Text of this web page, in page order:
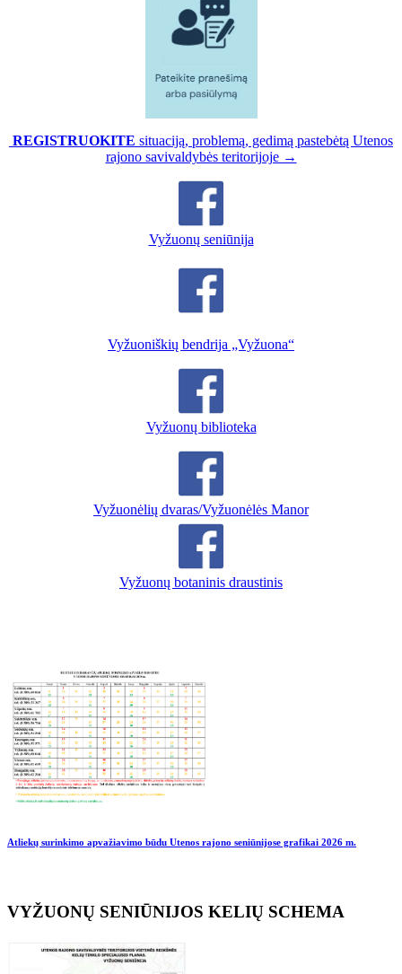
REGISTRUOKITE situaciją, problemą, gedimą pastebėtą Utenos
rajono savivaldybės teritorijoje →
Vyžuonų seniūnija
Vyžuoniškių bendrija „Vyžuona“
Vyžuonų biblioteka
Vyžuonėlių dvaras/Vyžuonėlės Manor
Vyžuonų botaninis draustinis
Atliekų surinkimo apvažiavimo būdu Utenos rajono seniūnijose grafikai 2026 m.
VYŽUONŲ SENIŪNIJOS KELIŲ SCHEMA